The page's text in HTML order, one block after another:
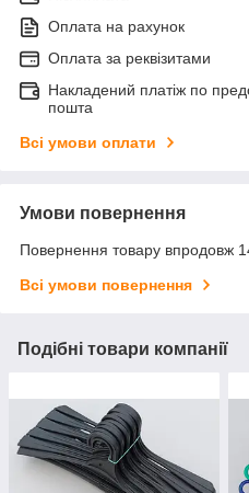
Оплата на рахунок
Оплата за реквізитами
Накладений платіж по
пошта
Всі умови оплати
Умови повернення
Повернення товару впродовж
Всі умови повернення
Подібні товари компанії